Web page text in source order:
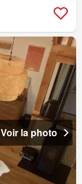
Voir la photo